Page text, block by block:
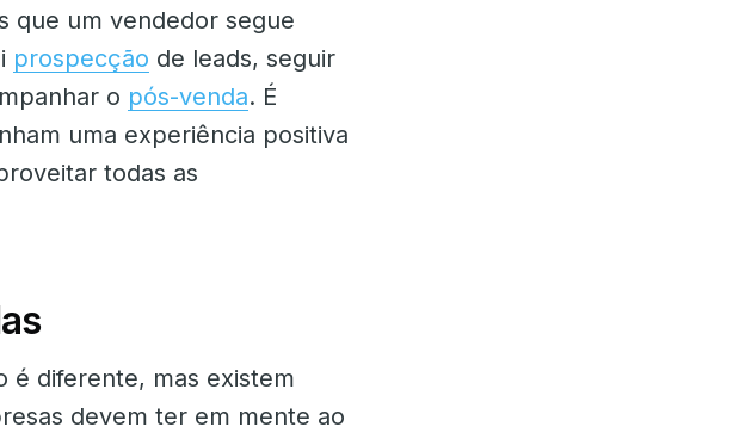
que um vendedor segue
prospecção de leads, seguir
o pós-venda. É
uma experiência positiva
todas as
é diferente, mas existem
devem ter em mente ao